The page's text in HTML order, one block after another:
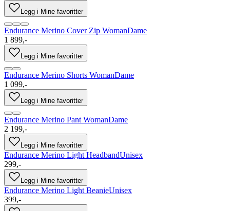
Legg i Mine favoritter
Endurance Merino Cover Zip WomanDame
1 899,-
Legg i Mine favoritter
Endurance Merino Shorts WomanDame
1 099,-
Legg i Mine favoritter
Endurance Merino Pant WomanDame
2 199,-
Legg i Mine favoritter
Endurance Merino Light HeadbandUnisex
299,-
Legg i Mine favoritter
Endurance Merino Light BeanieUnisex
399,-